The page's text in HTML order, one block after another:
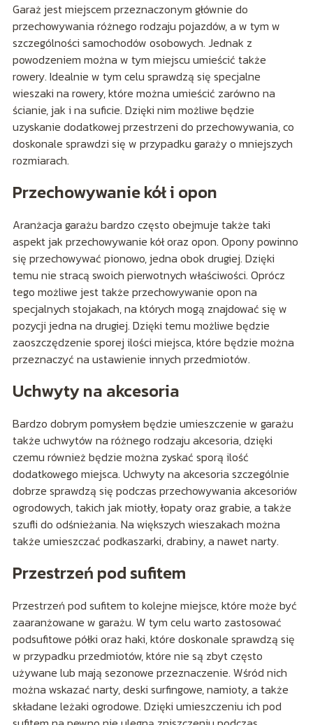
Garaż jest miejscem przeznaczonym głównie do
przechowywania różnego rodzaju pojazdów, a w tym w
szczególności samochodów osobowych. Jednak z
powodzeniem można w tym miejscu umieścić także
rowery. Idealnie w tym celu sprawdzą się specjalne
wieszaki na rowery, które można umieścić zarówno na
ścianie, jak i na suficie. Dzięki nim możliwe będzie
uzyskanie dodatkowej przestrzeni do przechowywania, co
doskonale sprawdzi się w przypadku garaży o mniejszych
rozmiarach.
Przechowywanie kół i opon
Aranżacja garażu bardzo często obejmuje także taki
aspekt jak przechowywanie kół oraz opon. Opony powinno
się przechowywać pionowo, jedna obok drugiej. Dzięki
temu nie stracą swoich pierwotnych właściwości. Oprócz
tego możliwe jest także przechowywanie opon na
specjalnych stojakach, na których mogą znajdować się w
pozycji jedna na drugiej. Dzięki temu możliwe będzie
zaoszczędzenie sporej ilości miejsca, które będzie można
przeznaczyć na ustawienie innych przedmiotów.
Uchwyty na akcesoria
Bardzo dobrym pomysłem będzie umieszczenie w garażu
także uchwytów na różnego rodzaju akcesoria, dzięki
czemu również będzie można zyskać sporą ilość
dodatkowego miejsca. Uchwyty na akcesoria szczególnie
dobrze sprawdzą się podczas przechowywania akcesoriów
ogrodowych, takich jak miotły, łopaty oraz grabie, a także
szufli do odśnieżania. Na większych wieszakach można
także umieszczać podkaszarki, drabiny, a nawet narty.
Przestrzeń pod sufitem
Przestrzeń pod sufitem to kolejne miejsce, które może być
zaaranżowane w garażu. W tym celu warto zastosować
podsufitowe półki oraz haki, które doskonale sprawdzą się
w przypadku przedmiotów, które nie są zbyt często
używane lub mają sezonowe przeznaczenie. Wśród nich
można wskazać narty, deski surfingowe, namioty, a także
składane leżaki ogrodowe. Dzięki umieszczeniu ich pod